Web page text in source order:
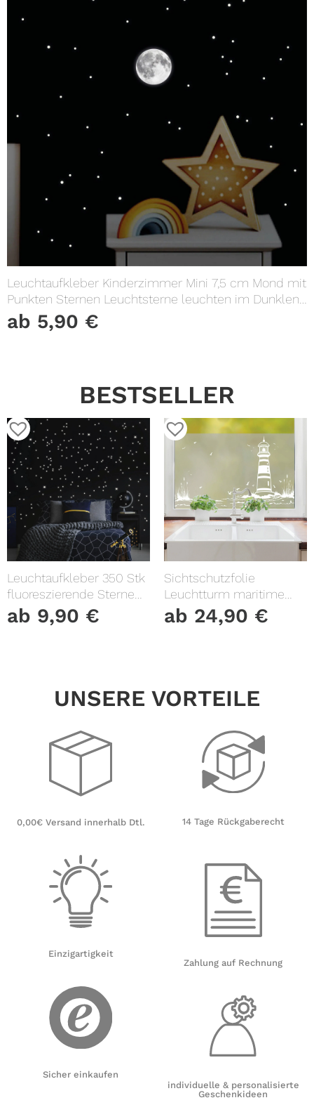
Leuchtaufkleber Kinderzimmer Mini 7,5 cm Mond mit
Punkten Sternen Leuchtsterne leuchten im Dunklen
Lichtschalter
ab 5,90 €
BESTSELLER
Leuchtaufkleber 350 Stk
fluoreszierende Sterne
und Punkte leuchten im
Dunklen Kinderzimmer
ab 9,90 €
Sichtschutzfolie
Leuchtturm maritime
Fensterfolie Fensterdeko
Milchglasfolie
ab 24,90 €
UNSERE VORTEILE
0,00€ Versand innerhalb Dtl.
Einzigartigkeit
Sicher einkaufen
14 Tage Rückgaberecht
Zahlung auf Rechnung
individuelle & personalisierte
Geschenkideen